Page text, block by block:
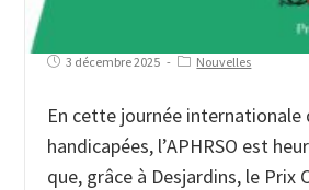
3 décembre 2025 Nouvelles
En cette journée internationale
handicapées, l’APHRSO est
que, grâce à Desjardins, le Prix